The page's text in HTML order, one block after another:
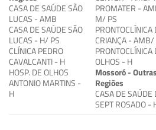
CASA DE SAÚDE SÃO
LUCAS - AMB
CASA DE SAÚDE SÃO
LUCAS - H/ PS
CLÍNICA PEDRO
CAVALCANTI - H
HOSP. DE OLHOS
ANTONIO MARTINS -
H
PROMATER -
M/ PS
PRONTOCLÍNICA
CRIANÇA -
PRONTOCLÍNICA
OLHOS - H
Mossoró - Outras
Regiões
CASA DE SAÚDE
SEPT ROSADO -